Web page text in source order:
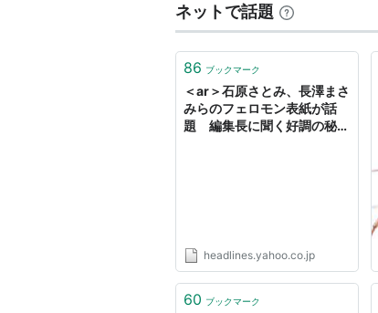
ネットで話題
86 ブックマーク
＜ar＞石原さとみ、長澤まさ
みらのフェロモン表紙が話
題 編集長に聞く好調の秘密
headlines.yahoo.co.jp
60 ブックマーク